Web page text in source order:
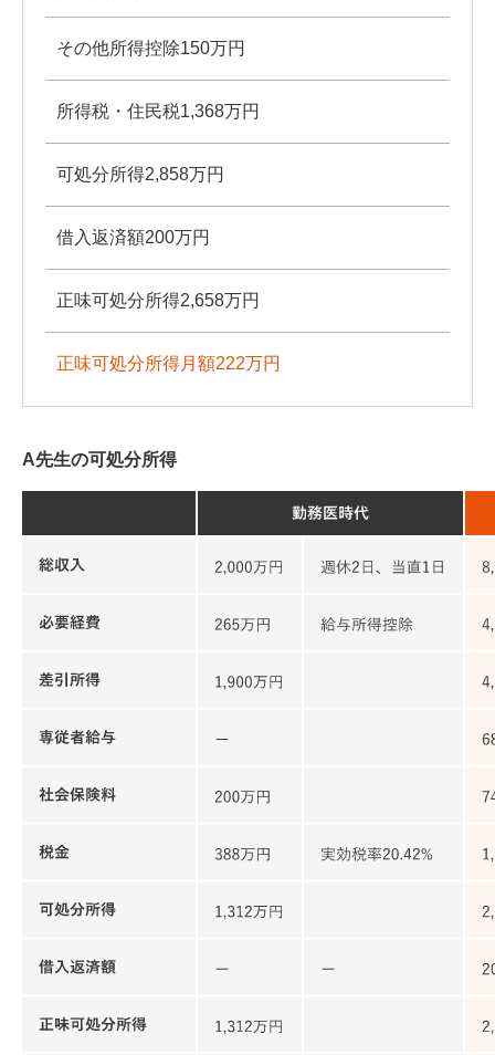
その他所得控除150万円
所得税・住民税1,368万円
可処分所得2,858万円
借入返済額200万円
正味可処分所得2,658万円
正味可処分所得月額222万円
A先生の可処分所得